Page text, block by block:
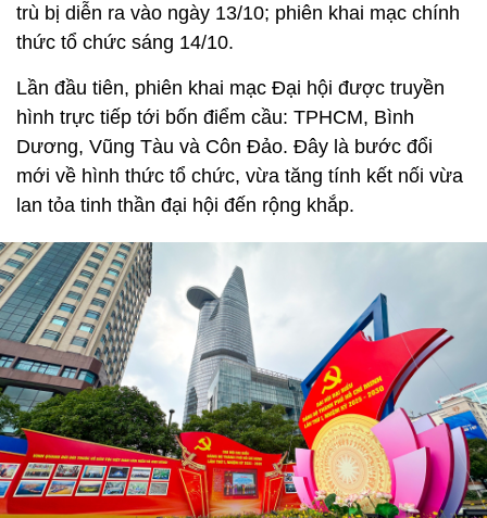
trù bị diễn ra vào ngày 13/10; phiên khai mạc chính
thức tổ chức sáng 14/10.
Lần đầu tiên, phiên khai mạc Đại hội được truyền
hình trực tiếp tới bốn điểm cầu: TPHCM, Bình
Dương, Vũng Tàu và Côn Đảo. Đây là bước đổi
mới về hình thức tổ chức, vừa tăng tính kết nối vừa
lan tỏa tinh thần đại hội đến rộng khắp.